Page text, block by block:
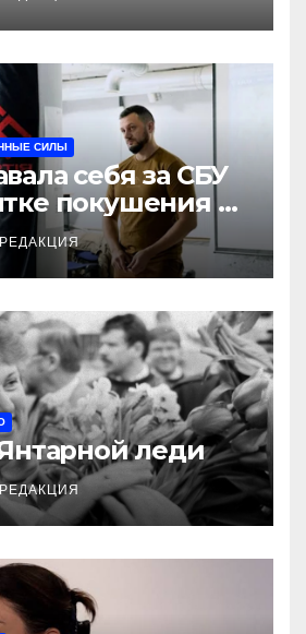
СИЛЫ
себя за СБУ
покушения на
«Хартии»
РЕДАКЦИЯ
леди
РЕДАКЦИЯ